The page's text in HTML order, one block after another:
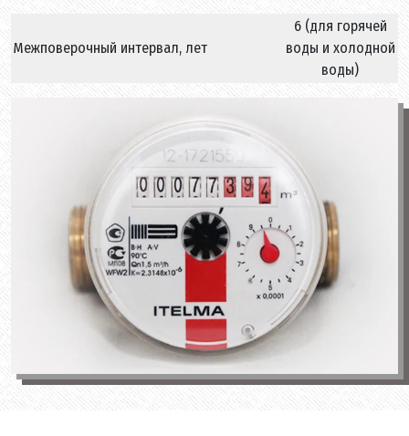
Межповерочный интервал, лет
6 (для горячей
воды и холодной
воды)